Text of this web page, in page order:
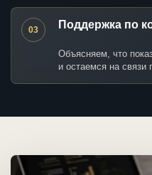
03 Поддержка по
Объясняем, что
и остаемся на связи